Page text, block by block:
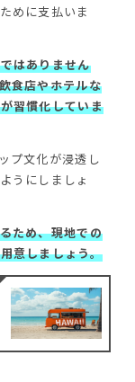
めに支払いま
はありません
食店やホテルな
習慣化していま
プ文化が浸透し
うにしましょ
ため、現地での
意しましょう。